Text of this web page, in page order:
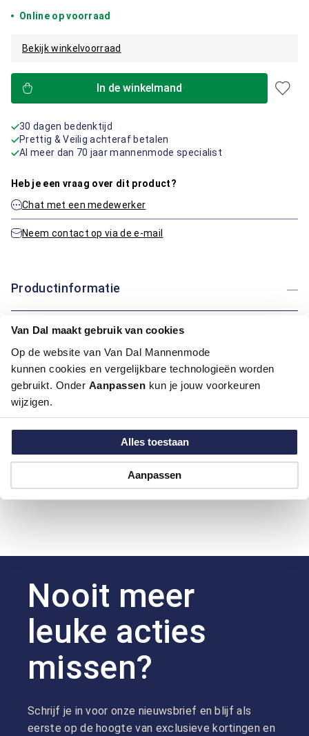
Van Dal maakt gebruik van cookies
Op de website van Van Dal Mannenmode
kunnen cookies en vergelijkbare technologieën worden
gebruikt. Onder Aanpassen kun je jouw voorkeuren
wijzigen.
Alles toestaan
Aanpassen
Online op voorraad
Bekijk winkelvoorraad
In de winkelmand
30 dagen bedenktijd
Prettig & Veilig achteraf betalen
Al meer dan 70 jaar mannenmode specialist
Heb je een vraag over dit product?
Chat met een medewerker
Neem contact op via de e-mail
Productinformatie
Artikelnummer
1010441-10-3XL
Maatinformatie
Over Bartlett
Hoe kan ik betalen?
Nooit meer
leuke acties
missen?
Schrijf je in voor onze nieuwsbrief en blijf als
eerste op de hoogte van exclusieve kortingen en